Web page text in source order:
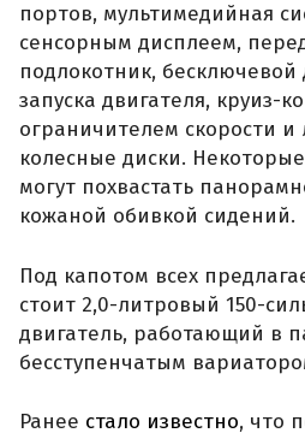
портов, мультимедийная
сенсорным дисплеем,
подлокотник, бесключевой
запуска двигателя, круиз-
ограничителем скорости и
колесные диски.
могут похвастать
кожаной обивкой сидений.
Под капотом всех
стоит 2,0-литровый 150-
двигатель, работающий в
бесступенчатым
Ранее стало известно, что